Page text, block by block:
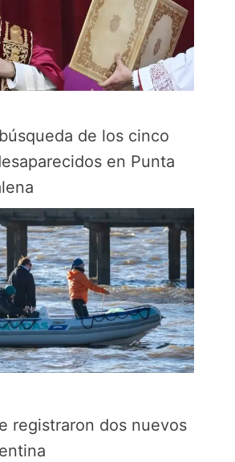
de los cinco
en Punta
registraron dos nuevos